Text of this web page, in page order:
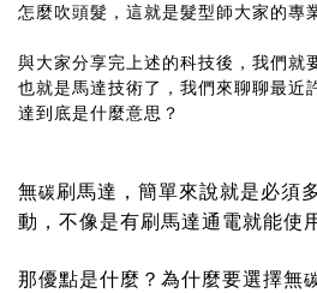
怎麼吹頭髮，這就是髮型師大家的專
與大家分享完上述的科技後，我們就
也就是馬達技術了，我們來聊聊最近
達到底是什麼意思？
無碳刷馬達，簡單來說就是必須
動，不像是有刷馬達通電就能使
那優點是什麼？為什麼要選擇無